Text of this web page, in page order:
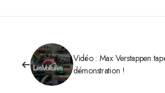
Vidéo : Max Verstappen
démonstration !